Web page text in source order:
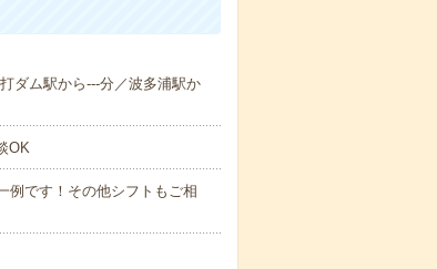
ダム駅から---分／波多浦駅か
OK
例です！その他シフトもご相